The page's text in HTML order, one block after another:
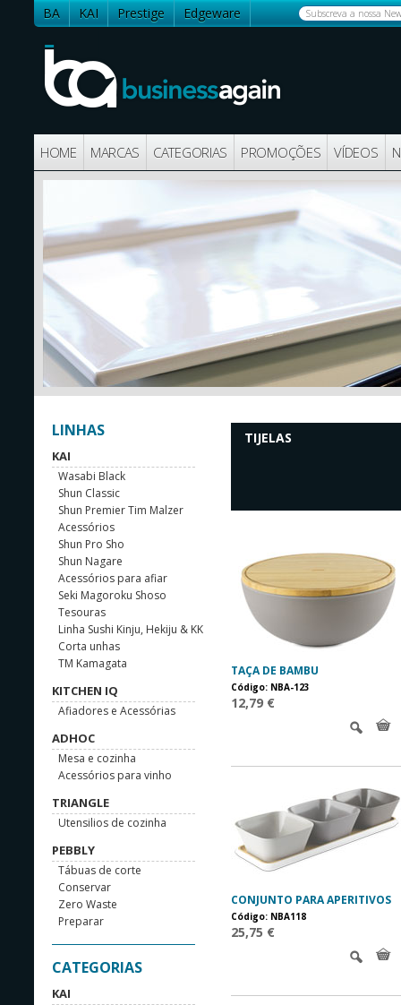
BA KAI Prestige
Edgeware
HOME MARCAS CATEGORIAS PROMOÇÕES VÍDEOS
LINHAS
KAI
Wasabi Black
Shun Classic
Shun Premier Tim Malzer
Acessórios
Shun Pro Sho
Shun Nagare
Acessórios para afiar
Seki Magoroku Shoso
Tesouras
Linha Sushi Kinju, Hekiju & KK
Corta unhas
TM Kamagata
KITCHEN IQ
Afiadores e Acessórias
ADHOC
Mesa e cozinha
Acessórios para vinho
TRIANGLE
Utensilios de cozinha
PEBBLY
Tábuas de corte
Conservar
Zero Waste
Preparar
CATEGORIAS
KAI
TIJELAS
TAÇA DE BAMBU
Código: NBA-123
12,79 €
CONJUNTO PARA APERITIVOS
Código: NBA118
25,75 €